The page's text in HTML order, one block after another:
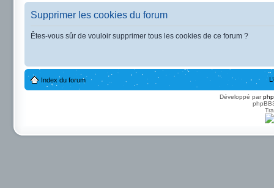
Supprimer les cookies du forum
Êtes-vous sûr de vouloir supprimer tous les cookies de ce forum ?
Index du forum
Développé par